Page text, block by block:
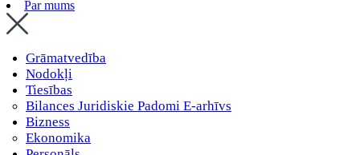
Par mums
Grāmatvedība
Nodokļi
Tiesības
Bilances Juridiskie Padomi E-arhīvs
Bizness
Ekonomika